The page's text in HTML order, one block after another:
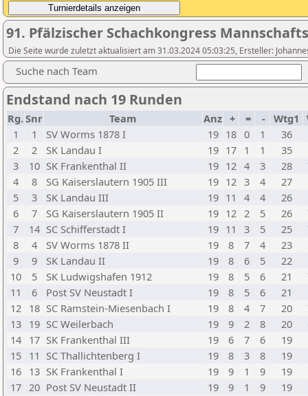
91. Pfälzischer Schachkongress
Die Seite wurde zuletzt aktualisiert am 31.03.2024 05:03:25, Ersteller:
Suche nach Team
Endstand nach 19 Runden
Rg.Snr Team Anz + = - Wtg1
1
1 SV Worms 1878 I 19 18 0 1
36
2
2 SK Landau I 19 17 1 1
35
3
10 SK Frankenthal II 19 12 4 3 28
4
8 SG Kaiserslautern 1905 III 19 12 3 4
27
5
3 SK Landau III 19 11 4 4
26
6
7 SG Kaiserslautern 1905 II 19 12 2 5 26
7
14 SC Schifferstadt I 19 11 3 5 25
8
4 SV Worms 1878 II 19 8 7 4
23
9
9 SK Landau II 19 8 6 5
22
10
5 SK Ludwigshafen 1912 19 8 5 6 21
11
6 Post SV Neustadt I 19 8 5 6
21
12 18 SC Ramstein-Miesenbach I 19 8 4 7 20
13 19 SC Weilerbach 19 9 2 8 20
14 17 SK Frankenthal III 19 6 7 6
19
15 11 SC Thallichtenberg I 19 8 3 8
19
16 13 SK Frankenthal I 19 9 1 9
19
17 20 Post SV Neustadt II 19 9 1 9
19